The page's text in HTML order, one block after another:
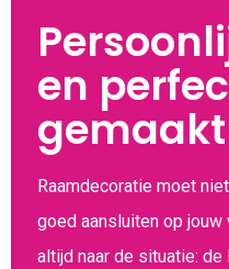
en
gemaakt
Raamdecoratie moet
goed aansluiten op jouw
altijd naar de situatie: